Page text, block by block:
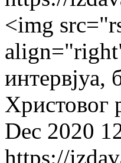
<img
интервјуа,
Христовог
Dec 2020
https://